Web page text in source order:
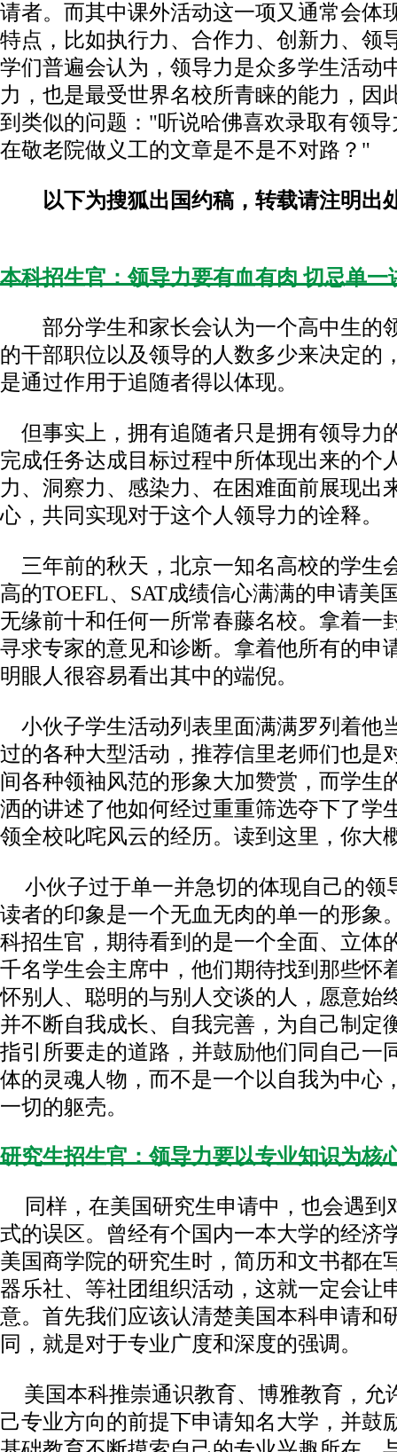
请者。而其中课外活动这一项又通常会体
特点，比如执行力、合作力、创新力、领
学们普遍会认为，领导力是众多学生活动
力，也是最受世界名校所青睐的能力，因
到类似的问题："听说哈佛喜欢录取有领
在敬老院做义工的文章是不是不对路？"
以下为搜狐出国约稿，转载请注明
本科招生官：领导力要有血有肉 切忌单一
部分学生和家长会认为一个高中生的
的干部职位以及领导的人数多少来决定的
是通过作用于追随者得以体现。
但事实上，拥有追随者只是拥有领导力
完成任务达成目标过程中所体现出来的个
力、洞察力、感染力、在困难面前展现出
心，共同实现对于这个人领导力的诠释
三年前的秋天，北京一知名高校的学生
高的TOEFL、SAT成绩信心满满的申请美
无缘前十和任何一所常春藤名校。拿着一
寻求专家的意见和诊断。拿着他所有的申
明眼人很容易看出其中的端倪。
小伙子学生活动列表里面满满罗列着他
过的各种大型活动，推荐信里老师们也是
间各种领袖风范的形象大加赞赏，而学生
洒的讲述了他如何经过重重筛选夺下了学
领全校叱咤风云的经历。读到这里，你大
小伙子过于单一并急切的体现自己的领
读者的印象是一个无血无肉的单一的形象
科招生官，期待看到的是一个全面、立体
千名学生会主席中，他们期待找到那些怀
怀别人、聪明的与别人交谈的人，愿意始
并不断自我成长、自我完善，为自己制定
指引所要走的道路，并鼓励他们同自己一
体的灵魂人物，而不是一个以自我为中心
一切的躯壳。
研究生招生官：领导力要以专业知识为核
同样，在美国研究生申请中，也会遇到
式的误区。曾经有个国内一本大学的经济
美国商学院的研究生时，简历和文书都在
器乐社、等社团组织活动，这就一定会让
意。首先我们应该认清楚美国本科申请和
同，就是对于专业广度和深度的强调。
美国本科推崇通识教育、博雅教育，允
己专业方向的前提下申请知名大学，并鼓